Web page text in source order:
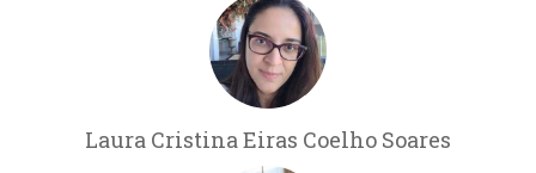
Laura Cristina Eiras Coelho Soares